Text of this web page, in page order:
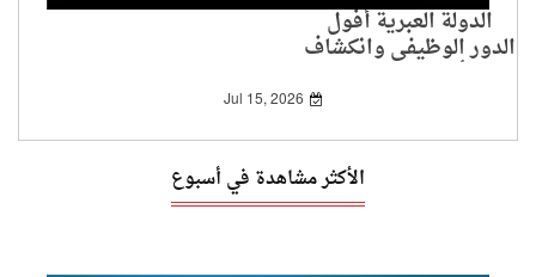
الدولة العبرية أُفُول
الدور الوظيفي وانكشاف
أزمة الشرعية
Jul 15, 2026
الأكثر مشاهدة في أسبوع